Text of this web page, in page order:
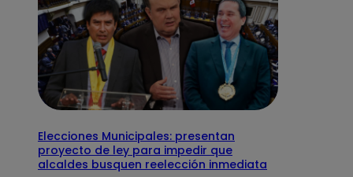
Elecciones Municipales: presentan
proyecto de ley para impedir que
alcaldes busquen reelección inmediata